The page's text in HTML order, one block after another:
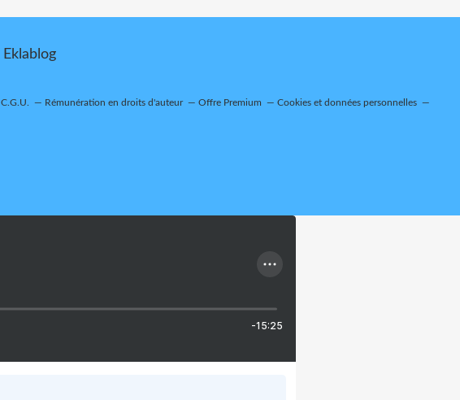
Eklablog
C.G.U. Rémunération en droits d'auteur Offre Premium Cookies et données personnelles
-15:25